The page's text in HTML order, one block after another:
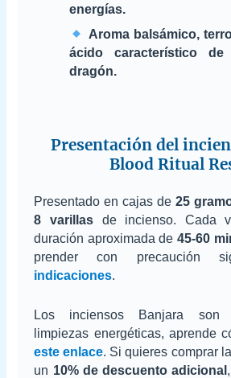
energías.
Aroma balsámico,
ácido característico
dragón.
Presentación del
Blood Ritual
Presentado en cajas de 25
8 varillas de incienso. Cada
duración aproximada de 45-60
prender con precaución
indicaciones.
Los inciensos Banjara son
limpiezas energéticas, aprende
este enlace. Si quieres comprar
un 10% de descuento adicional